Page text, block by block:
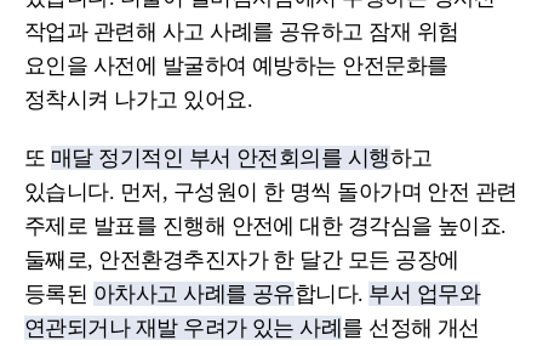
작업과 관련해 사고 사례를 공유하고 잠재 위험
요인을 사전에 발굴하여 예방하는 안전문화를
정착시켜 나가고 있어요.
또 매달 정기적인 부서 안전회의를 시행하고
있습니다. 먼저, 구성원이 한 명씩 돌아가며 안전 관련
주제로 발표를 진행해 안전에 대한 경각심을 높이죠.
둘째로, 안전환경추진자가 한 달간 모든 공장에
등록된 아차사고 사례를 공유합니다. 부서 업무와
연관되거나 재발 우려가 있는 사례를 선정해 개선